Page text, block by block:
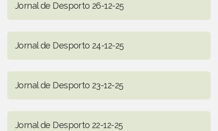
Jornal de Desporto 26-12-25
Jornal de Desporto 24-12-25
Jornal de Desporto 23-12-25
Jornal de Desporto 22-12-25